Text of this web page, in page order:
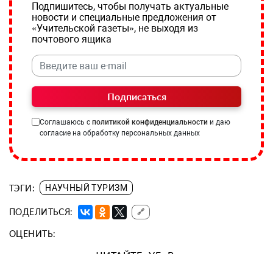
Подпишитесь, чтобы получать актуальные
новости и специальные предложения от
«Учительской газеты», не выходя из
почтового ящика
Подписаться
Соглашаюсь с политикой конфиденциальности и даю
согласие на обработку персональных данных
ТЭГИ: НАУЧНЫЙ ТУРИЗМ
ПОДЕЛИТЬСЯ: 🔗
ОЦЕНИТЬ: